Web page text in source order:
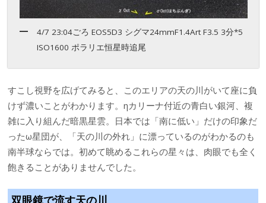
4/7 23:04ごろ EOS5D3 シグマ24mmF1.4Art F3.5 3分*5
ISO1600 ポラリエ恒星時追尾
すこし視野を広げてみると、このエリアの天の川がいて座に負
けず濃いことがわかります。ηカリーナ付近の青白い銀河、複
雑に入り組んだ暗黒星雲。日本では「南に低い」だけの印象だ
ったω星団が、「天の川の外れ」に漂っているのがわかるのも
南半球ならでは。初めて眺めるこれらの星々は、肉眼でも全く
飽きることがありませんでした。
双眼鏡で流す天の川